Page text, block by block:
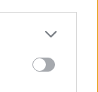
που είχαν
ή
με την